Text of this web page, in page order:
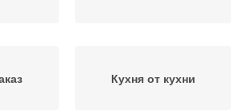
Кухня от кухни